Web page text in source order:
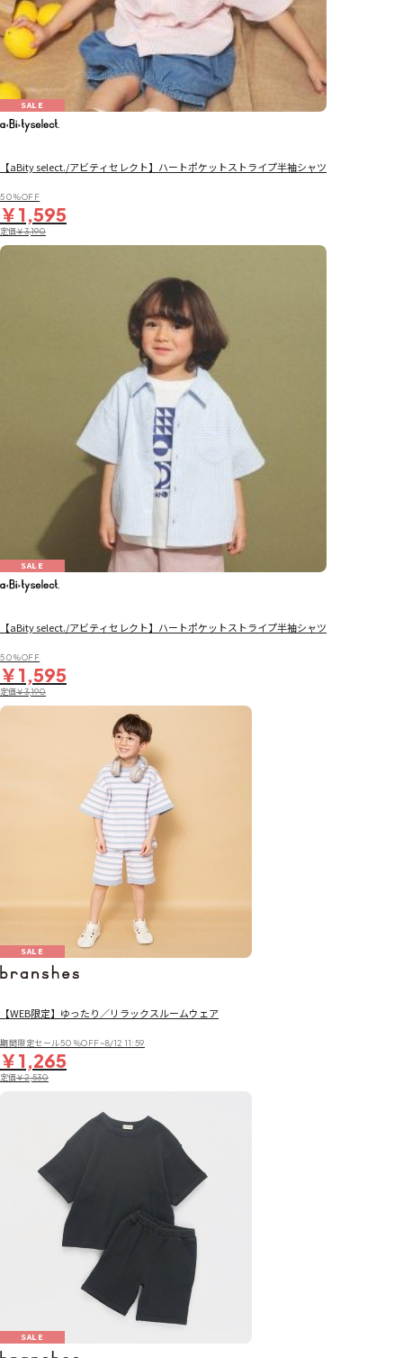
SALE
【aBity select./アビティセレクト】ハートポケットストライプ半袖シャツ
50％OFF
￥1,595
定価￥3,190
SALE
【aBity select./アビティセレクト】ハートポケットストライプ半袖シャツ
50％OFF
￥1,595
定価￥3,190
SALE
【WEB限定】ゆったり／リラックスルームウェア
期間限定セール50％OFF~8/12 11:59
￥1,265
定価￥2,530
SALE